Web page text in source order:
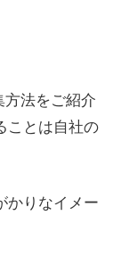
法をご紹介
ことは自社の
かりなイメー